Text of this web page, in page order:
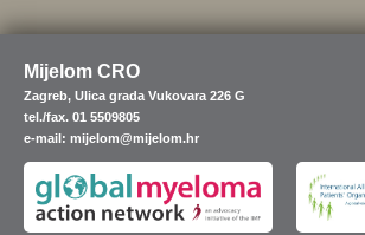
Mijelom CRO
Zagreb, Ulica grada Vukovara 226 G
tel./fax. 01 5509805
e-mail: mijelom@mijelom.hr